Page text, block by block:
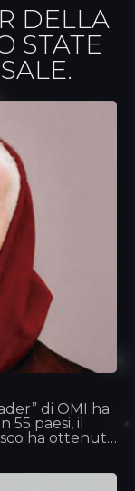
DELLA
STATE
di OMI ha
paesi, il
ha ottenuto
del suo